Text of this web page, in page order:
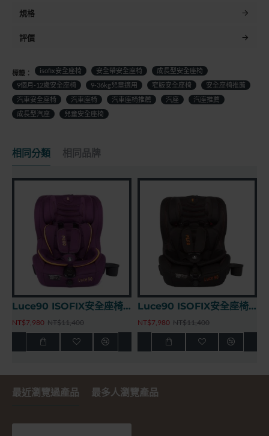
規格
評價
標籤： isofix安全座椅 安全帶安全座椅
成長型安全座椅
9個月-12歲安全座椅
9-36kg兒童適用 窄版安全座椅
安全座椅推薦
汽車安全座椅
汽車座椅 汽車座椅推薦 汽座
汽座推薦
成長型汽座
兒童安全座椅
相同分類 相同品牌
Luce90 ISOFIX安全座椅 - 極致黑 Rivekids Rivemove西班牙兒童座椅安全滑軌
NT$12,980 NT$3,280
最近瀏覽過產品 最多人瀏覽產品